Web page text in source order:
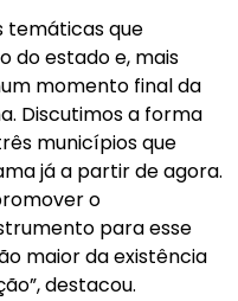
temáticas que
do estado e, mais
momento final da
Discutimos a forma
municípios que
já a partir de agora.
o
para esse
maior da existência
destacou.